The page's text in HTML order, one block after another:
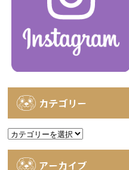
カテゴリー
カ
アーカイブ